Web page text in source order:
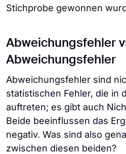
Stichprobe gewonnen
Abweichungsfehler
Abweichungsfehler
Abweichungsfehler sind
statistischen Fehler, die in
auftreten; es gibt auch
Beide beeinflussen das
negativ. Was sind also
zwischen diesen beiden?